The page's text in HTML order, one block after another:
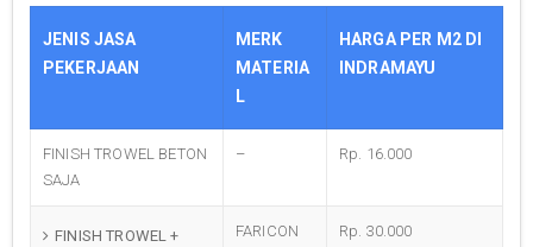
JENIS JASA
PEKERJAAN
MERK
MATERIA
L
HARGA PER M2 DI
INDRAMAYU
FINISH TROWEL BETON
SAJA
– Rp. 16.000
FINISH TROWEL +
FARICON Rp. 30.000